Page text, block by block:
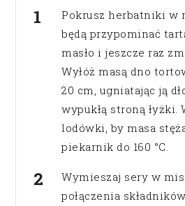
Pokrusz herbatniki w
będą przypominać
masło i jeszcze raz
Wyłóż masą dno
20 cm, ugniatając ją
wypukłą stroną łyżki.
lodówki, by masa
piekarnik do 160 °C.
Wymieszaj sery w
połączenia